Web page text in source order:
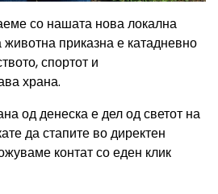
со нашата нова локална
животна приказна е катадневно
спортот и
храна.
од денеска е дел од светот на
да стапите во директен
контат со еден клик